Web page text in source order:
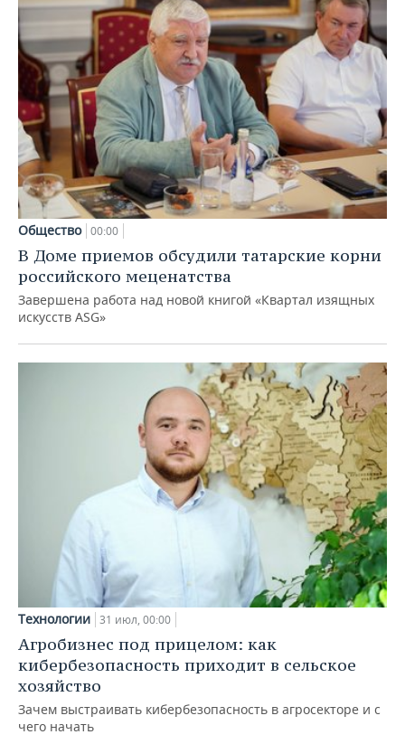
Общество 00:00
В Доме приемов обсудили татарские корни
российского меценатства
Завершена работа над новой книгой «Квартал изящных
искусств ASG»
Технологии 31 июл, 00:00
Агробизнес под прицелом: как
кибербезопасность приходит в сельское
хозяйство
Зачем выстраивать кибербезопасность в агросекторе и с
чего начать